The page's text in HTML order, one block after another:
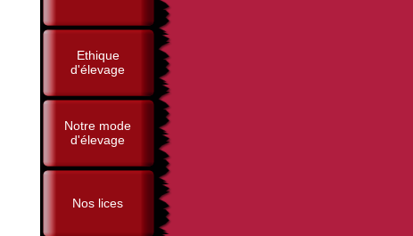
Ethique
d'élevage
Notre mode
d'élevage
Nos lices